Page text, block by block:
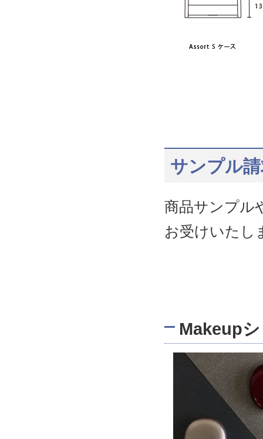
サンプル
商品サンプル
お受けいたし
Makeup